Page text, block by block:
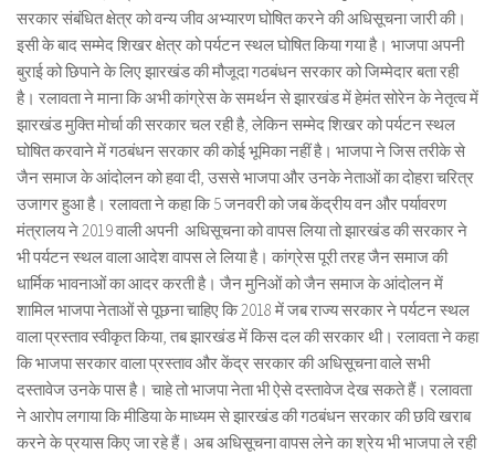
सरकार संबंधित क्षेत्र को वन्य जीव अभ्यारण घोषित करने की अधिसूचना जारी की।
इसी के बाद सम्मेद शिखर क्षेत्र को पर्यटन स्थल घोषित किया गया है। भाजपा अपनी
बुराई को छिपाने के लिए झारखंड की मौजूदा गठबंधन सरकार को जिम्मेदार बता रही
है। रलावता ने माना कि अभी कांग्रेस के समर्थन से झारखंड में हेमंत सोरेन के नेतृत्व में
झारखंड मुक्ति मोर्चा की सरकार चल रही है, लेकिन सम्मेद शिखर को पर्यटन स्थल
घोषित करवाने में गठबंधन सरकार की कोई भूमिका नहीं है। भाजपा ने जिस तरीके से
जैन समाज के आंदोलन को हवा दी, उससे भाजपा और उनके नेताओं का दोहरा चरित्र
उजागर हुआ है। रलावता ने कहा कि 5 जनवरी को जब केंद्रीय वन और पर्यावरण
मंत्रालय ने 2019 वाली अपनी अधिसूचना को वापस लिया तो झारखंड की सरकार ने
भी पर्यटन स्थल वाला आदेश वापस ले लिया है। कांग्रेस पूरी तरह जैन समाज की
धार्मिक भावनाओं का आदर करती है। जैन मुनिओं को जैन समाज के आंदोलन में
शामिल भाजपा नेताओं से पूछना चाहिए कि 2018 में जब राज्य सरकार ने पर्यटन स्थल
वाला प्रस्ताव स्वीकृत किया, तब झारखंड में किस दल की सरकार थी। रलावता ने कहा
कि भाजपा सरकार वाला प्रस्ताव और केंद्र सरकार की अधिसूचना वाले सभी
दस्तावेज उनके पास है। चाहे तो भाजपा नेता भी ऐसे दस्तावेज देख सकते हैं। रलावता
ने आरोप लगाया कि मीडिया के माध्यम से झारखंड की गठबंधन सरकार की छवि खराब
करने के प्रयास किए जा रहे हैं। अब अधिसूचना वापस लेने का श्रेय भी भाजपा ले रही